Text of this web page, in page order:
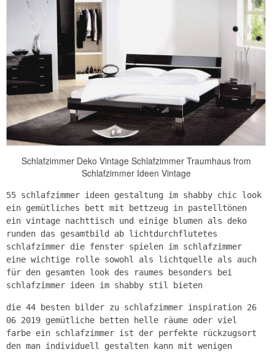
Schlafzimmer Deko Vintage Schlafzimmer Traumhaus from
Schlafzimmer Ideen Vintage
55 schlafzimmer ideen gestaltung im shabby chic look
ein gemütliches bett mit bettzeug in pastelltönen
ein vintage nachttisch und einige blumen als deko
runden das gesamtbild ab lichtdurchflutetes
schlafzimmer die fenster spielen im schlafzimmer
eine wichtige rolle sowohl als lichtquelle als auch
für den gesamten look des raumes besonders bei
schlafzimmer ideen im shabby stil bieten
die 44 besten bilder zu schlafzimmer inspiration 26
06 2019 gemütliche betten helle räume oder viel
farbe ein schlafzimmer ist der perfekte rückzugsort
den man individuell gestalten kann mit wenigen